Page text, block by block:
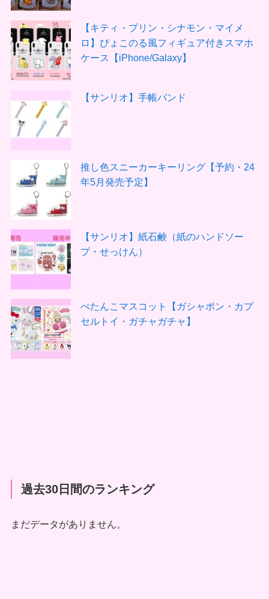
【キティ・プリン・シナモン・マイメ
ロ】ぴょこのる風フィギュア付きスマホ
ケース【iPhone/Galaxy】
【サンリオ】手帳バンド
推し色スニーカーキーリング【予約・24
年5月発売予定】
【サンリオ】紙石鹸（紙のハンドソー
プ・せっけん）
ぺたんこマスコット【ガシャポン・カプ
セルトイ・ガチャガチャ】
過去30日間のランキング
まだデータがありません。